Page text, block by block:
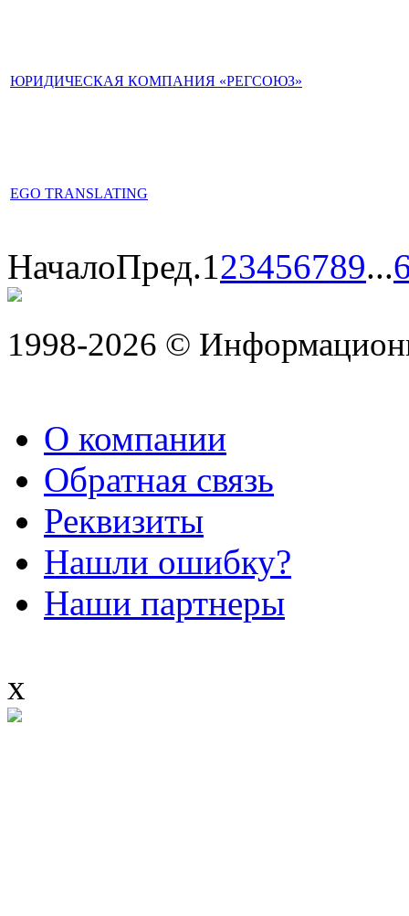
ЮРИДИЧЕСКАЯ КОМПАНИЯ «РЕГСОЮЗ»
EGO TRANSLATING
НачалоПред.123456789...
1998-2026 ©
О компании
Обратная связь
Реквизиты
Нашли ошибку?
Наши партнеры
x